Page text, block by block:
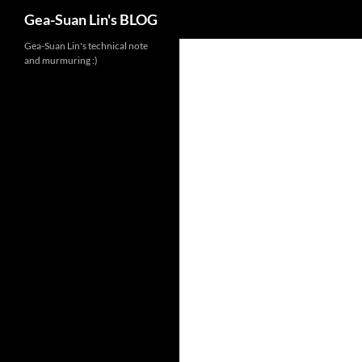
Gea-Suan Lin's BLOG
Gea-Suan Lin's technical note
and murmuring :)